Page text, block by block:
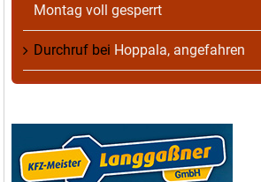
Montag voll gesperrt
Durchruf bei Hoppala, angefahren